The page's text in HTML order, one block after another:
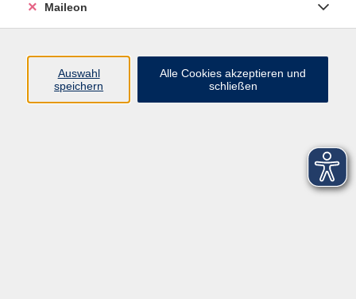
Maileon
Auswahl
speichern
Alle Cookies akzeptieren und
schließen